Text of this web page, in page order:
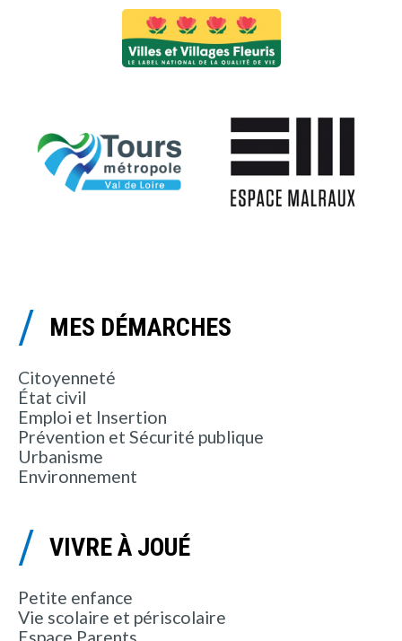
MES DÉMARCHES
Citoyenneté
État civil
Emploi et Insertion
Prévention et Sécurité publique
Urbanisme
Environnement
VIVRE À JOUÉ
Petite enfance
Vie scolaire et périscolaire
Espace Parents